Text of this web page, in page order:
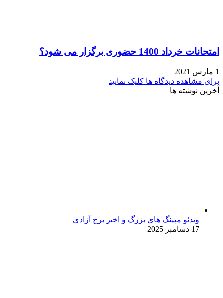
امتحانات خرداد 1400 حضوری برگزار می شود؟
1 مارس 2021
برای مشاهده دیدگاه ها کلیک نمایید
آخرین نوشته ها
ویدئو مپینگ های بزرگ و اخیر برج آزادی
17 دسامبر 2025